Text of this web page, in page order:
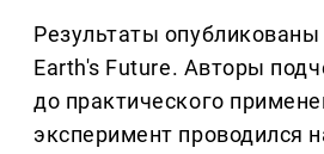
Результаты
Earth's Future. Авторы
до практического
эксперимент проводился